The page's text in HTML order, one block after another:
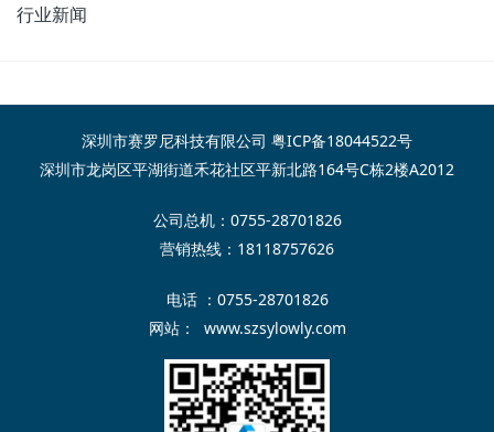
行业新闻
深圳市赛罗尼科技有限公司 粤ICP备18044522号
深圳市龙岗区平湖街道禾花社区平新北路164号C栋2楼A2012
公司总机：0755-28701826
营销热线：18118757626
电话 ：0755-28701826
网站： www.szsylowly.com